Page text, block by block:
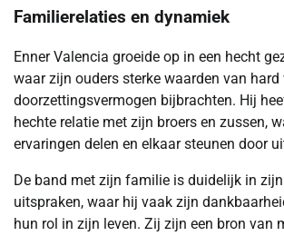
Familierelaties en dynamiek
Enner Valencia groeide op in een hecht
waar zijn ouders sterke waarden van hard
doorzettingsvermogen bijbrachten. Hij
hechte relatie met zijn broers en zussen,
ervaringen delen en elkaar steunen door
De band met zijn familie is duidelijk in
uitspraken, waar hij vaak zijn
hun rol in zijn leven. Zij zijn een bron van